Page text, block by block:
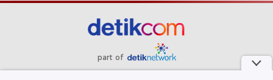
part of